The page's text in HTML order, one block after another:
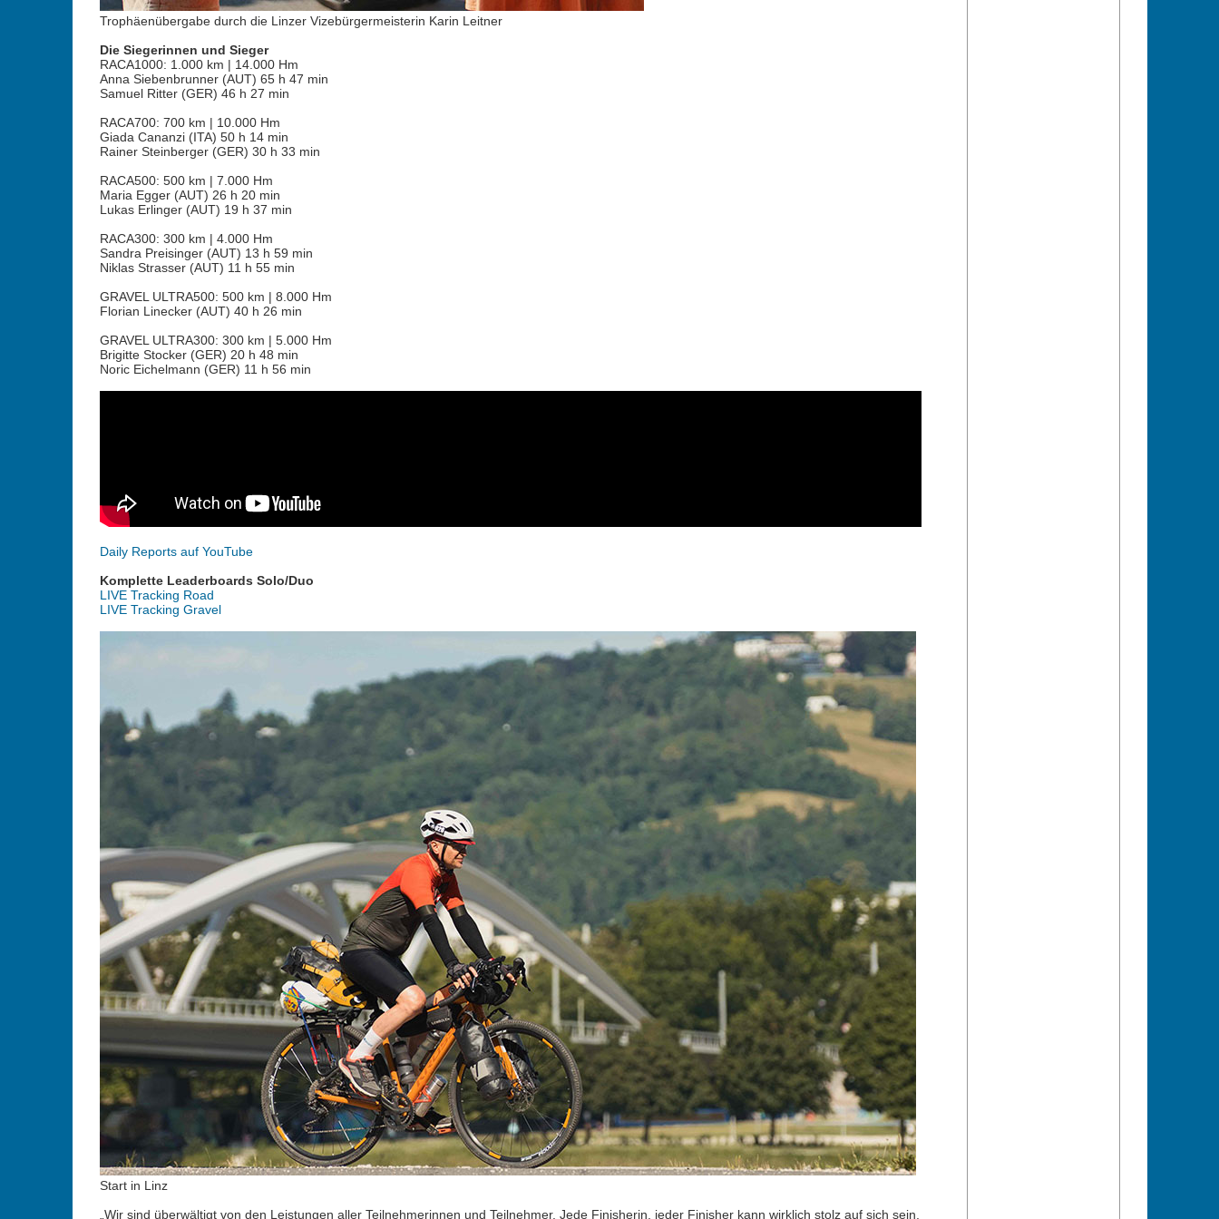
Trophäenübergabe durch die Linzer Vizebürgermeisterin Karin Leitner
Die Siegerinnen und Sieger
RACA1000: 1.000 km | 14.000 Hm
Anna Siebenbrunner (AUT) 65 h 47 min
Samuel Ritter (GER) 46 h 27 min
RACA700: 700 km | 10.000 Hm
Giada Cananzi (ITA) 50 h 14 min
Rainer Steinberger (GER) 30 h 33 min
RACA500: 500 km | 7.000 Hm
Maria Egger (AUT) 26 h 20 min
Lukas Erlinger (AUT) 19 h 37 min
RACA300: 300 km | 4.000 Hm
Sandra Preisinger (AUT) 13 h 59 min
Niklas Strasser (AUT) 11 h 55 min
GRAVEL ULTRA500: 500 km | 8.000 Hm
Florian Linecker (AUT) 40 h 26 min
GRAVEL ULTRA300: 300 km | 5.000 Hm
Brigitte Stocker (GER) 20 h 48 min
Noric Eichelmann (GER) 11 h 56 min
Daily Reports auf YouTube
Komplette Leaderboards Solo/Duo
LIVE Tracking Road
LIVE Tracking Gravel
Start in Linz
„Wir sind überwältigt von den Leistungen aller Teilnehmerinnen und Teilnehmer. Jede Finisherin, jeder Finisher kann wirklich stolz auf sich sein.